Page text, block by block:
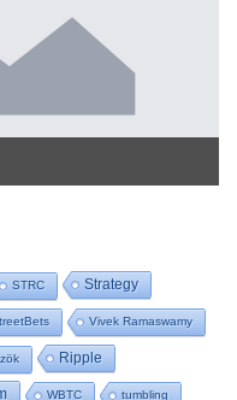
STRC Strategy
Vivek Ramaswamy
Ripple
WBTC tumbling